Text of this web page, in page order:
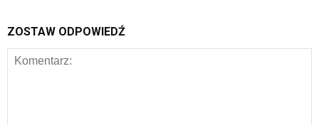
ZOSTAW ODPOWIEDŹ